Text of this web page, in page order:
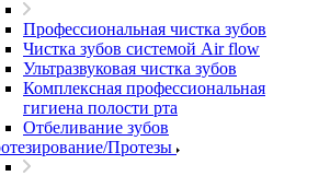
Профессиональная чистка зубов
Чистка зубов системой Air flow
Ультразвуковая чистка зубов
Комплексная профессиональная
гигиена полости рта
Отбеливание зубов
Протезы